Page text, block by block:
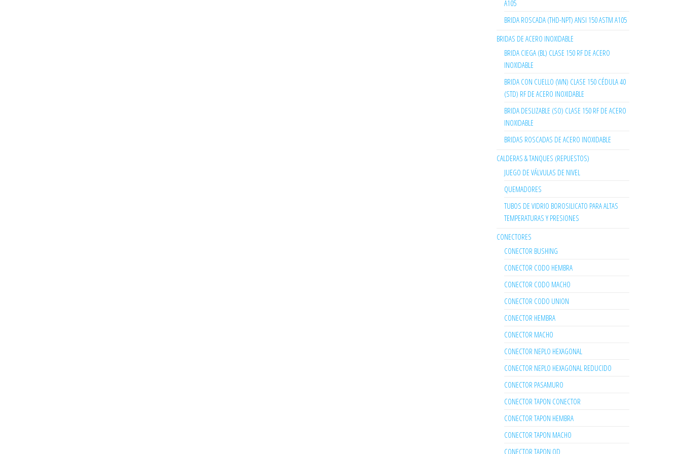
A105
BRIDA ROSCADA (THD-NPT) ANSI 150 ASTM A105
BRIDAS DE ACERO INOXIDABLE
BRIDA CIEGA (BL) CLASE 150 RF DE ACERO
INOXIDABLE
BRIDA CON CUELLO (WN) CLASE 150 CÉDULA 40
(STD) RF DE ACERO INOXIDABLE
BRIDA DESLIZABLE (SO) CLASE 150 RF DE ACERO
INOXIDABLE
BRIDAS ROSCADAS DE ACERO INOXIDABLE
CALDERAS & TANQUES (REPUESTOS)
JUEGO DE VÁLVULAS DE NIVEL
QUEMADORES
TUBOS DE VIDRIO BOROSILICATO PARA ALTAS
TEMPERATURAS Y PRESIONES
CONECTORES
CONECTOR BUSHING
CONECTOR CODO HEMBRA
CONECTOR CODO MACHO
CONECTOR CODO UNION
CONECTOR HEMBRA
CONECTOR MACHO
CONECTOR NEPLO HEXAGONAL
CONECTOR NEPLO HEXAGONAL REDUCIDO
CONECTOR PASAMURO
CONECTOR TAPON CONECTOR
CONECTOR TAPON HEMBRA
CONECTOR TAPON MACHO
CONECTOR TAPON OD